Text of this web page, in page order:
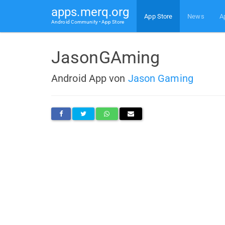
apps.merq.org
Android Community • App Store
App Store News
JasonGAming
Android App von Jason Gaming